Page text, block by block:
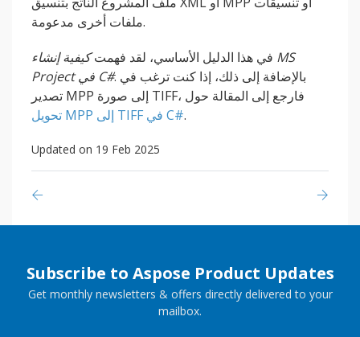
ملفات أخرى مدعومة.
في هذا الدليل الأساسي، لقد فهمتكيفية إنشاء MS
Project في C#. بالإضافة إلى ذلك، إذا كنت ترغب في
تصدير MPP إلى صورة TIFF، فارجع إلى المقالة حول
تحويل MPP إلى TIFF في C#.
Updated on 19 Feb 2025
Subscribe to Aspose Product Updates
Get monthly newsletters & offers directly delivered to your
mailbox.